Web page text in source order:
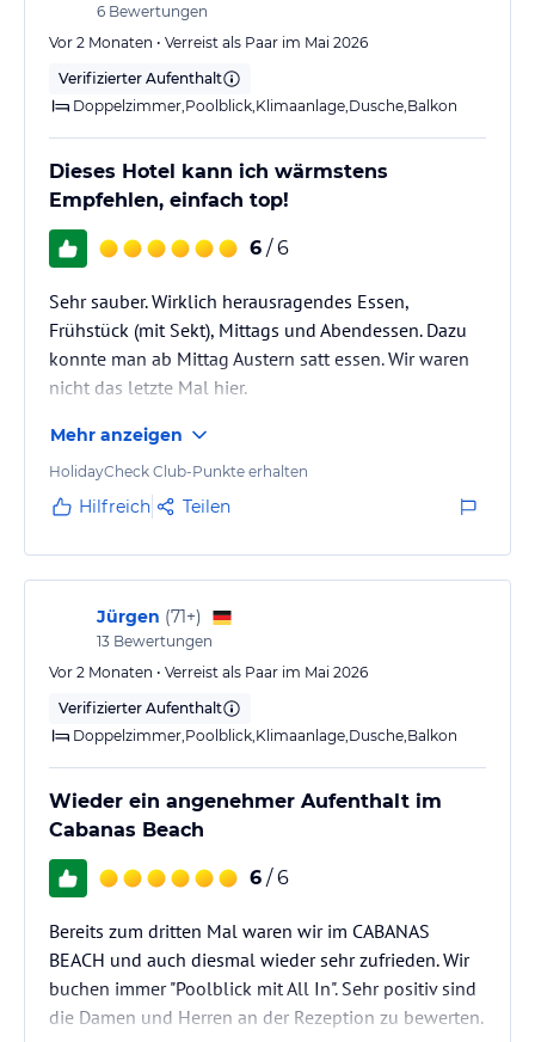
6 Bewertungen
Vor 2 Monaten • Verreist als Paar im Mai 2026
Verifizierter Aufenthalt
Doppelzimmer,Poolblick,Klimaanlage,Dusche,Balkon
Dieses Hotel kann ich wärmstens
Empfehlen, einfach top!
6 / 6
Sehr sauber. Wirklich herausragendes Essen,
Frühstück (mit Sekt), Mittags und Abendessen. Dazu
konnte man ab Mittag Austern satt essen. Wir waren
nicht das letzte Mal hier.
Mehr anzeigen
HolidayCheck Club-Punkte erhalten
Hilfreich Teilen
Jürgen (71+)
13 Bewertungen
Vor 2 Monaten • Verreist als Paar im Mai 2026
Verifizierter Aufenthalt
Doppelzimmer,Poolblick,Klimaanlage,Dusche,Balkon
Wieder ein angenehmer Aufenthalt im
Cabanas Beach
6 / 6
Bereits zum dritten Mal waren wir im CABANAS
BEACH und auch diesmal wieder sehr zufrieden. Wir
buchen immer "Poolblick mit All In". Sehr positiv sind
die Damen und Herren an der Rezeption zu bewerten.